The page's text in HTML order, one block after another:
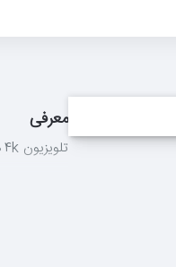
معرفی
تلویزیون 4k هوشمند جی پلاس LED TV 4K Smart G Plus 50LU722S سایز 50 اینچ